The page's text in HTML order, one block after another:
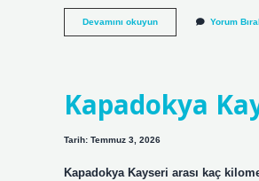
Devamını okuyunHastalıkta
tat
Yorum
Kapadokya
Tarih: Temmuz 3, 2026
Kapadokya Kayseri arası kaç